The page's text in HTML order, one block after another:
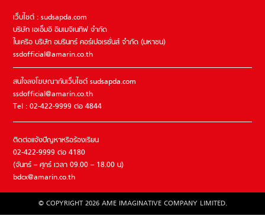
เว็บไซต์ : sudsapda.com
บริษัท เอเอ็มอี อิมเมจิเนทีฟ จำกัด
ในเครือ บริษัท อมรินทร์ คอร์เปอเรชั่นส์ จำกัด (มหาชน)
ssdofficial@amarin.co.th
สนใจลงโฆษณากับเว็บไซต์ sudsapda.com
ssdofficial@amarin.co.th
Tel : 02-422-9999 ต่อ 4844
ติดต่อแจ้งปัญหาหรือร้องเรียน
02-422-9999 ต่อ 4180
(จันทร์ – ศุกร์ เวลา 09.00 – 18.00 น)
bdcx@amarin.co.th
© COPYRIGHT 2026 AME IMAGINATIVE COMPANY LIMITED.